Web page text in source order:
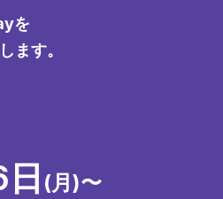
を
ます。
(月)〜